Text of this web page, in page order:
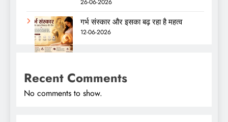
26-06-2026
गर्भ संस्कार और इसका बढ़ रहा है महत्व
12-06-2026
Recent Comments
No comments to show.